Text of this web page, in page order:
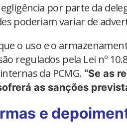
por parte da
poderiam variar de
o uso e o
regulados pela Lei nº
da PCMG. “Se as
as sanções
e